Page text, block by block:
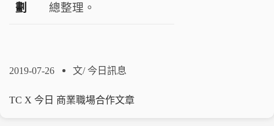
劃
總整理。
2019-07-26 文/今日訊息
TC X 今日 商業職場合作文章